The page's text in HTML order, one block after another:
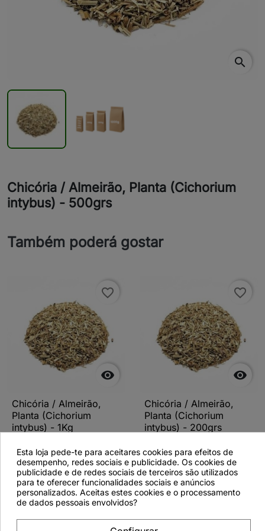
search
Chicória / Almeirão, Planta (Cichorium
intybus) - 500grs
Também poderá gostar

favorite_border
Chicória / Almeirão,
Planta (Cichorium
intybus) - 1Kg
Ver detalhes

favorite_border
Chicória / Almeirão,
Planta (Cichorium
intybus) - 200grs
Ver detalhes
Esta loja pede-te para aceitares cookies para efeitos de
desempenho, redes sociais e publicidade. Os cookies de
publicidade e de redes sociais de terceiros são utilizados
para te oferecer funcionalidades sociais e anúncios
personalizados. Aceitas estes cookies e o processamento
de dados pessoais envolvidos?